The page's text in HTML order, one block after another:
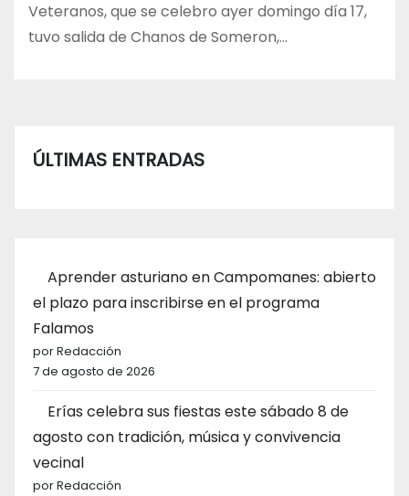
Veteranos, que se celebro ayer domingo día 17,
tuvo salida de Chanos de Someron,…
ÚLTIMAS ENTRADAS
Aprender asturiano en Campomanes: abierto
el plazo para inscribirse en el programa
Falamos
por Redacción
7 de agosto de 2026
Erías celebra sus fiestas este sábado 8 de
agosto con tradición, música y convivencia
vecinal
por Redacción